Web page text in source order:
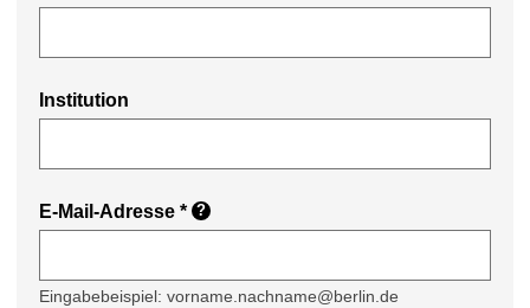
Institution
E-Mail-Adresse * ?
Eingabebeispiel: vorname.nachname@berlin.de